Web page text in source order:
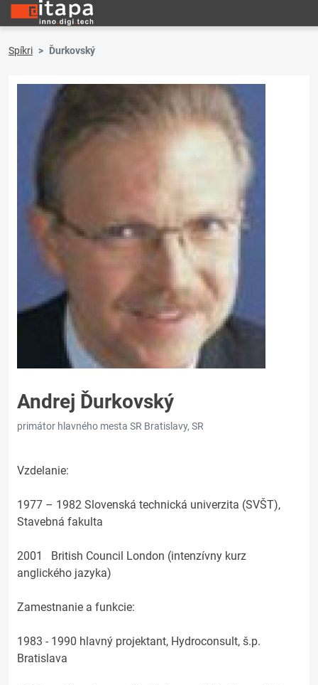
Spíkri Ďurkovský
Andrej Ďurkovský
primátor hlavného mesta SR Bratislavy, SR
Vzdelanie:
1977 – 1982 Slovenská technická univerzita (SVŠT),
Stavebná fakulta
2001 British Council London (intenzívny kurz
anglického jazyka)
Zamestnanie a funkcie:
1983 - 1990 hlavný projektant, Hydroconsult, š.p.
Bratislava